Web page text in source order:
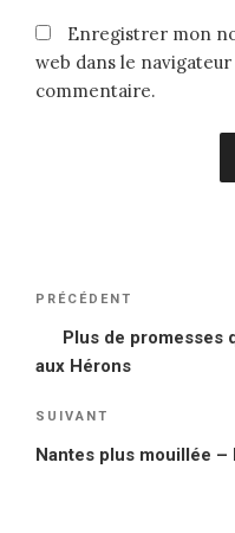
Enregistrer mon
web dans le
commentaire.
Navigation
l’article
Article
précédent
PRÉCÉDENT
Plus de promesses
aux Hérons
Article
suivant
SUIVANT
Nantes plus mouillée –